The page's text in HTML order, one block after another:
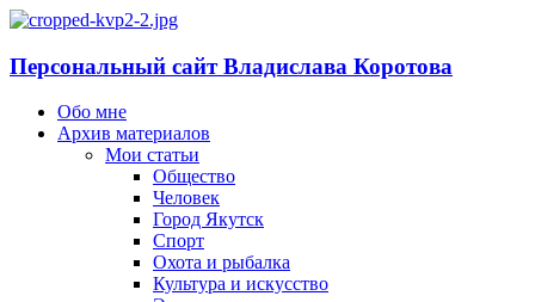
Персональный сайт Владислава Коротова
Обо мне
Архив материалов
Мои статьи
Общество
Человек
Город Якутск
Спорт
Охота и рыбалка
Культура и искусство